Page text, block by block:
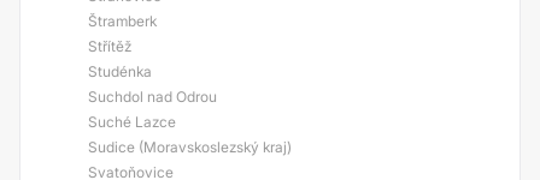
Štramberk
Střítěž
Studénka
Suchdol nad Odrou
Suché Lazce
Sudice (Moravskoslezský kraj)
Svatoňovice